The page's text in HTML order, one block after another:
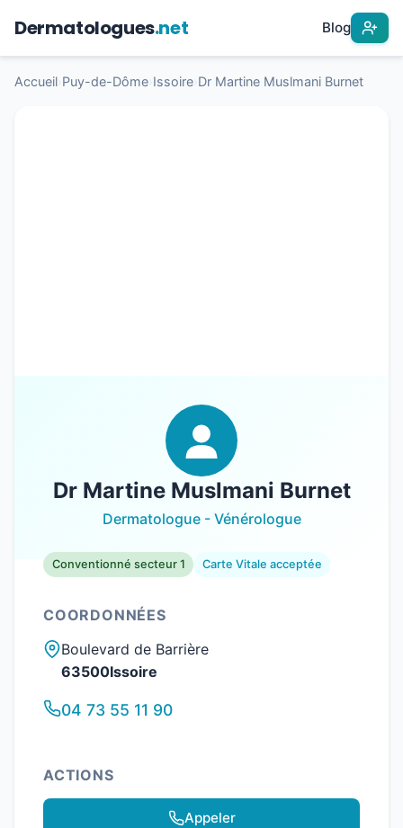
Dermatologues.net Blog
Accueil Puy-de-Dôme Issoire Dr Martine Muslmani Burnet
Dr Martine Muslmani Burnet
Dermatologue - Vénérologue
Conventionné secteur 1 Carte Vitale acceptée
COORDONNÉES
Boulevard de Barrière
63500Issoire
04 73 55 11 90
ACTIONS
Appeler